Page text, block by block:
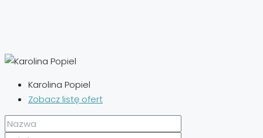
Karolina Popiel
Zobacz listę ofert